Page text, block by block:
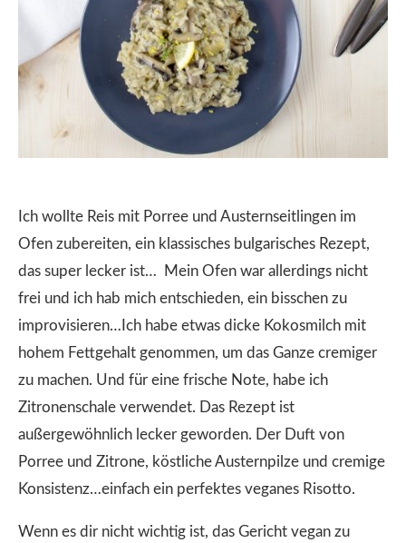
Ich wollte Reis mit Porree und Austernseitlingen im
Ofen zubereiten, ein klassisches bulgarisches Rezept,
das super lecker ist… Mein Ofen war allerdings nicht
frei und ich hab mich entschieden, ein bisschen zu
improvisieren…Ich habe etwas dicke Kokosmilch mit
hohem Fettgehalt genommen, um das Ganze cremiger
zu machen. Und für eine frische Note, habe ich
Zitronenschale verwendet. Das Rezept ist
außergewöhnlich lecker geworden. Der Duft von
Porree und Zitrone, köstliche Austernpilze und cremige
Konsistenz…einfach ein perfektes veganes Risotto.
Wenn es dir nicht wichtig ist, das Gericht vegan zu